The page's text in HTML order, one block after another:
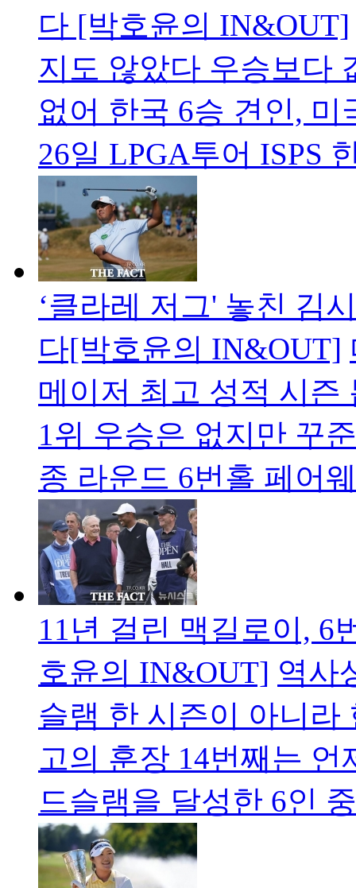
다 [박호윤의 IN&OUT]
지도 않았다 우승보다
없어 한국 6승 견인,
26일 LPGA투어 ISPS
‘클라레 저그' 놓친 김
다[박호윤의 IN&OUT]
메이저 최고 성적 시즌
1위 우승은 없지만 꾸
종 라운드 6번홀 페어
11년 걸린 맥길로이, 6
호윤의 IN&OUT] 역사
슬램 한 시즌이 아니라
고의 훈장 14번째는
드슬램을 달성한 6인